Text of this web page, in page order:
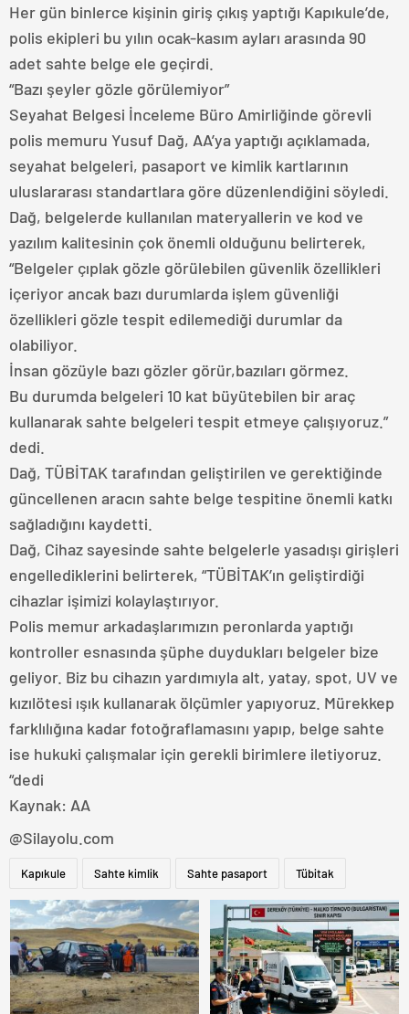
Her gün binlerce kişinin giriş çıkış yaptığı Kapıkule’de,
polis ekipleri bu yılın ocak-kasım ayları arasında 90
adet sahte belge ele geçirdi.
“Bazı şeyler gözle görülemiyor”
Seyahat Belgesi İnceleme Büro Amirliğinde görevli
polis memuru Yusuf Dağ, AA’ya yaptığı açıklamada,
seyahat belgeleri, pasaport ve kimlik kartlarının
uluslararası standartlara göre düzenlendiğini söyledi.
Dağ, belgelerde kullanılan materyallerin ve kod ve
yazılım kalitesinin çok önemli olduğunu belirterek,
“Belgeler çıplak gözle görülebilen güvenlik özellikleri
içeriyor ancak bazı durumlarda işlem güvenliği
özellikleri gözle tespit edilemediği durumlar da
olabiliyor.
İnsan gözüyle bazı gözler görür,bazıları görmez.
Bu durumda belgeleri 10 kat büyütebilen bir araç
kullanarak sahte belgeleri tespit etmeye çalışıyoruz.”
dedi.
Dağ, TÜBİTAK tarafından geliştirilen ve gerektiğinde
güncellenen aracın sahte belge tespitine önemli katkı
sağladığını kaydetti.
Dağ, Cihaz sayesinde sahte belgelerle yasadışı girişleri
engellediklerini belirterek, “TÜBİTAK’ın geliştirdiği
cihazlar işimizi kolaylaştırıyor.
Polis memur arkadaşlarımızın peronlarda yaptığı
kontroller esnasında şüphe duydukları belgeler bize
geliyor. Biz bu cihazın yardımıyla alt, yatay, spot, UV ve
kızılötesi ışık kullanarak ölçümler yapıyoruz. Mürekkep
farklılığına kadar fotoğraflamasını yapıp, belge sahte
ise hukuki çalışmalar için gerekli birimlere iletiyoruz.
“dedi
Kaynak: AA
@Silayolu.com
Kapıkule Sahte kimlik Sahte pasaport Tübitak